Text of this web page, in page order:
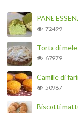
PANE
72499
Torta di
67979
Camille di
50987
Biscotti